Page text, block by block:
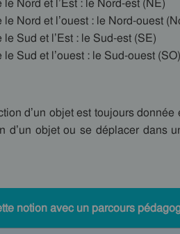
le Nord et l’Est : le Nord-est (NE)
le Nord et l’ouest : le Nord-ouest
le Sud et l’Est : le Sud-est (SE)
le Sud et l’ouest : le Sud-ouest (SO)
d’un objet est toujours
d’un objet ou se déplacer dans
notion avec un parcours